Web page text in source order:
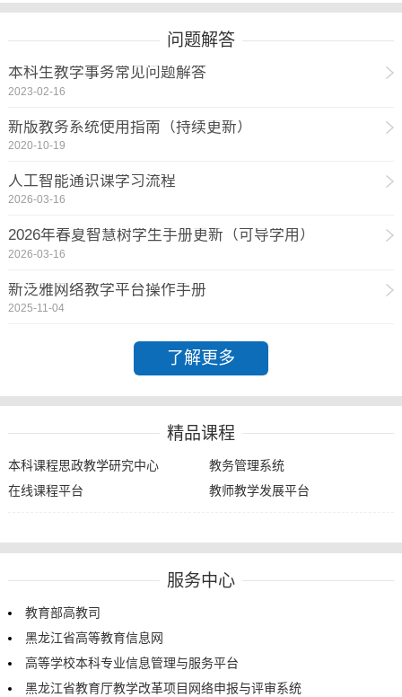
问题解答
本科生教学事务常见问题解答
2023-02-16
新版教务系统使用指南（持续更新）
2020-10-19
人工智能通识课学习流程
2026-03-16
2026年春夏智慧树学生手册更新（可导学用）
2026-03-16
新泛雅网络教学平台操作手册
2025-11-04
了解更多
精品课程
教务管理系统
本科课程思政教学研究中心
教师教学发展平台
在线课程平台
服务中心
教育部高教司
黑龙江省高等教育信息网
高等学校本科专业信息管理与服务平台
黑龙江省教育厅教学改革项目网络申报与评审系统